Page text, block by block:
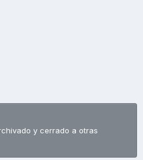
y cerrado a otras